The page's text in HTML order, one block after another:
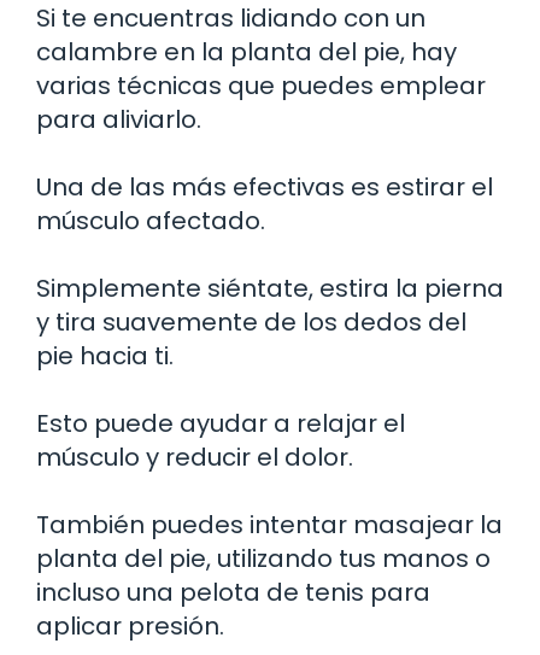
Si te encuentras lidiando con un
calambre en la planta del pie, hay
varias técnicas que puedes emplear
para aliviarlo.
Una de las más efectivas es estirar el
músculo afectado.
Simplemente siéntate, estira la pierna
y tira suavemente de los dedos del
pie hacia ti.
Esto puede ayudar a relajar el
músculo y reducir el dolor.
También puedes intentar masajear la
planta del pie, utilizando tus manos o
incluso una pelota de tenis para
aplicar presión.